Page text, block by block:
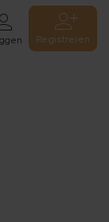
Registreren